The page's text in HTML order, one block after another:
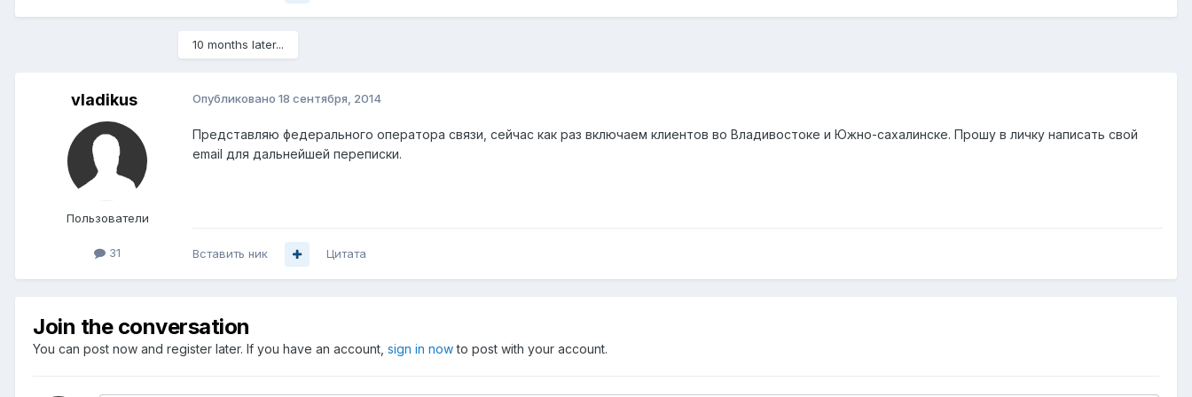
10 months later...
vladikus
Пользователи
31
Опубликовано 18 сентября, 2014
Представляю федерального оператора связи, сейчас как раз включаем клиентов во Владивостоке и Южно-сахалинске. Прошу в личку написать свой
email для дальнейшей переписки.
Вставить ник Цитата
Join the conversation
You can post now and register later. If you have an account, sign in nowto post with your account.